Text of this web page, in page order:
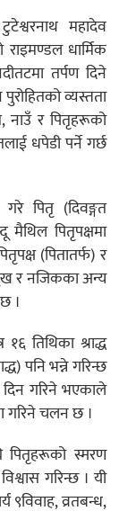
महादेव
धार्मिक
तर्पण दिने
व्यस्तता
नाउँ र पितृहरूको
धपेडी पर्ने गर्छ
गरे पितृ (दिवङ्गत
मैथिल पितृपक्षमा
(पितातर्फ) र
र नजिकका अन्य
।
तिथिका श्राद्ध
पनि भन्ने गरिन्छ
दिन गरिने भएकाले
गरिने चलन छ ।
पितृहरूको स्मरण
गरिन्छ । यी
९विवाह, व्रतबन्ध,